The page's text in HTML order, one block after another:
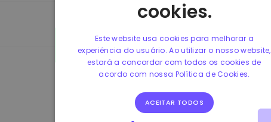
0.865215 € 0.00% 3.4B €
cookies.
Este website usa cookies para melhorar a
experiência do usuário. Ao utilizar o nosso website,
estará a concordar com todos os cookies de
acordo com nossa Política de Cookies.
ACEITAR TODOS